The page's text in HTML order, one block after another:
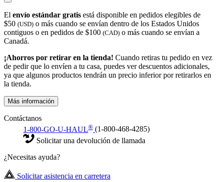
El envío estándar gratis está disponible en pedidos elegibles de
$50 (USD) o más cuando se envían dentro de los Estados Unidos
contiguos o en pedidos de $100 (CAD) o más cuando se envían a
Canadá.
¡Ahorros por retirar en la tienda! Cuando retiras tu pedido en vez
de pedir que lo envíen a tu casa, puedes ver descuentos adicionales,
ya que algunos productos tendrán un precio inferior por retirarlos en
la tienda.
Más información
Contáctanos
1-800-GO-U-HAUL® (1-800-468-4285)
Solicitar una devolución de llamada
¿Necesitas ayuda?
Solicitar asistencia en carretera